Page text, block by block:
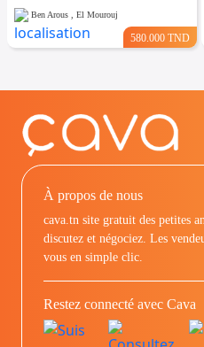
Ben Arous , El Mourouj
580.000 TND
À propos de nous
cava.tn site gratuit des petites
discutez et négociez. Les
vous en simple clic.
Restez connecté avec Cava